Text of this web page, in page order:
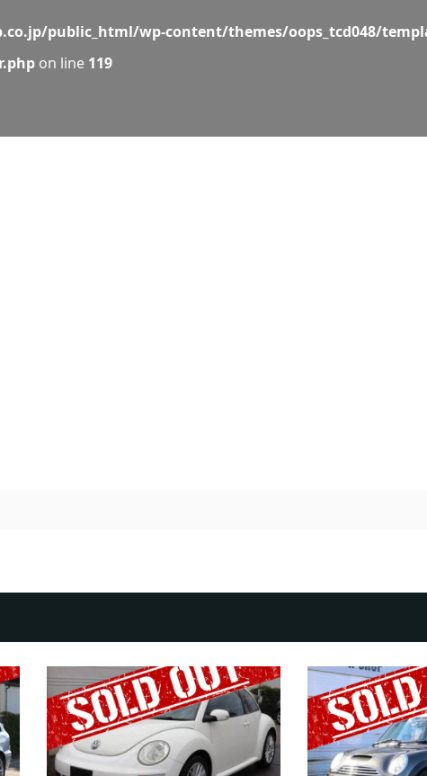
public_html/wp-content/themes/oops_tcd048/
on line 119